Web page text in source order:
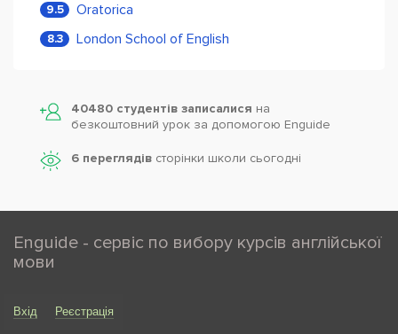
9.5 Oratorica
8.3 London School of English
40480 студентів записалися на
безкоштовний урок за допомогою Enguide
6 переглядів сторінки школи cьогодні
Enguide - сервіс по вибору курсів англійської
мови
Вхід Реєстрація